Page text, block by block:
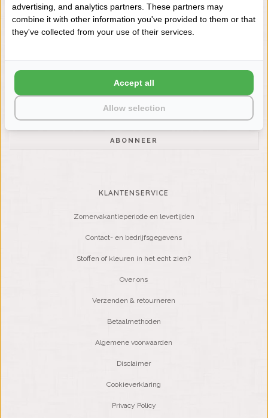
VRAGEN? BEL DAN
+31 (0) 575 511817
NIEUWSBRIEF
Wilt u op de hoogte blijven?
ABONNEER
KLANTENSERVICE
Zomervakantieperiode en levertijden
Contact- en bedrijfsgegevens
Stoffen of kleuren in het echt zien?
Over ons
Verzenden & retourneren
Betaalmethoden
Algemene voorwaarden
Disclaimer
Cookieverklaring
Privacy Policy
advertising, and analytics partners. These partners may
combine it with other information you've provided to them or that
they've collected from your use of their services.
Allow selection
Accept all